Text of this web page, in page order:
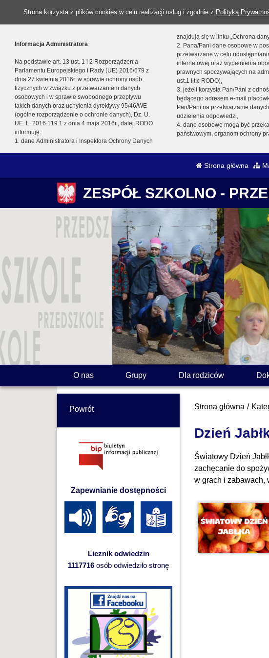
Strona korzysta z plików cookies w celu realizacji usług i zgodnie z Polityką
Informacja Administratora
Na podstawie art. 13 ust. 1 i 2 Rozporządzenia
Parlamentu Europejskiego i Rady (UE) 2016/679 z
dnia 27 kwietnia 2016r. w sprawie ochrony osób
fizycznych w związku z przetwarzaniem danych
osobowych i w sprawie swobodnego przepływu
takich danych oraz uchylenia dyrektywy 95/46/WE
(ogólne rozporządzenie o ochronie danych), Dz. U.
UE. L. 2016.119.1 z dnia 4 maja 2016r., dalej RODO
informuję:
1. dane Administratora i Inspektora Ochrony Danych
znajdują się w linku „Ochrona
2. Pana/Pani dane osobowe w
przetwarzane w celu
internetowej oraz wypełnienia
prawnych spoczywających na
ust.1 lit.c RODO),
3. jeżeli korzysta Pan/Pani z
będącego adresem e-mail
Pan/Pani na przetwarzanie
udzielenia odpowiedzi,
4. dane osobowe mogą być
państwowym, organom ochrony
Strona główna
ZESPÓŁ SZKOLNO -
O nas Grupy Dla rodziców
Strona główna
Dzień
Światowy Dzień
zachęcanie do
w grach i zabawach,
Powrót
Zapewnianie dostępności
Licznik odwiedzin
1117716 osób odwiedziło stronę